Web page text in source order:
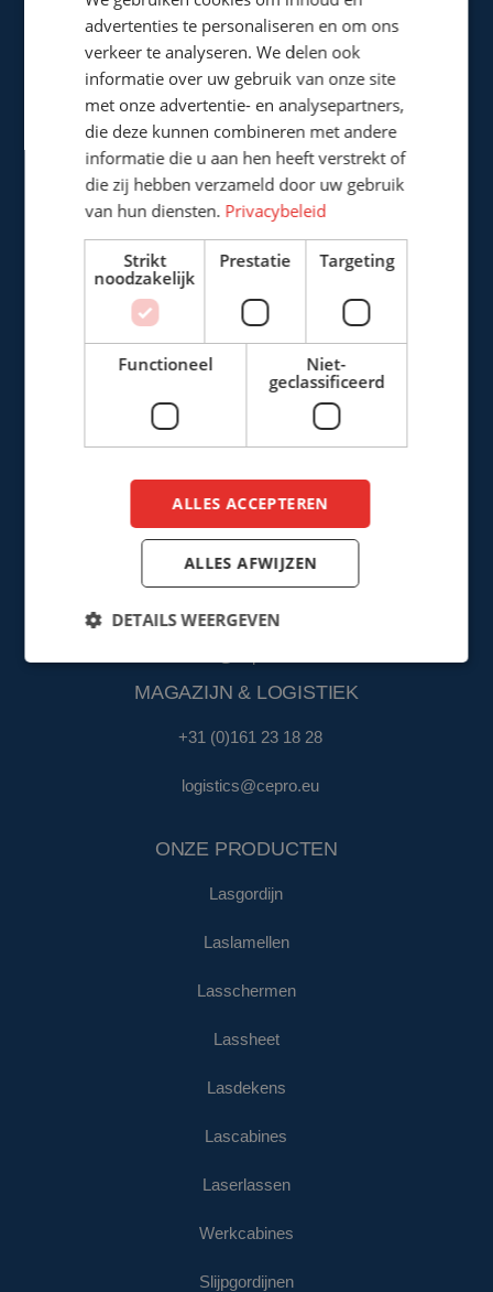
Cepro international BV
Provinciënbaan 16
5121 DL Rijen
Nederland
+31 (0)161 226472
info@cepro.eu
VERKOOP
+31 (0)161 22 64 72 (Nederlands)
+31 (0)161 23 01 16(Export)
sales@cepro.eu
FINANCIËN & ADMINISTRATIE
MAGAZIJN & LOGISTIEK
+31 (0)161 23 18 28
logistics@cepro.eu
ONZE PRODUCTEN
Lasgordijn
Laslamellen
Lasschermen
Lassheet
Lasdekens
Lascabines
Laserlassen
Werkcabines
Slijpgordijnen
advertenties te personaliseren en om ons
verkeer te analyseren. We delen ook
informatie over uw gebruik van onze site
met onze advertentie- en analysepartners,
die deze kunnen combineren met andere
informatie die u aan hen heeft verstrekt of
die zij hebben verzameld door uw gebruik
van hun diensten. Privacybeleid
Strikt
noodzakelijk
Prestatie Targeting
Functioneel
Niet-
geclassificeerd
ALLES ACCEPTEREN
ALLES AFWIJZEN
DETAILS WEERGEVEN